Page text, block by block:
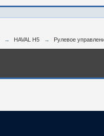
→ HAVAL H5 → Рулевое